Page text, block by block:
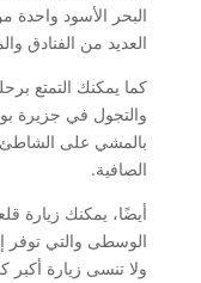
البحر الأسود
العديد من الفنادق
كما يمكنك التمتع
والتجول في جزيرة
بالمشي على الشاطئ
الصافية.
أيضًا، يمكنك زيارة
الوسطى والتي توفر
ولا تنسى زيارة أكبر